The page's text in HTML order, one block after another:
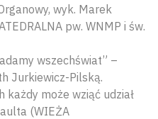
wyk. Marek
pw. WNMP i św.
wszechświat” –
Jurkiewicz-Pilską.
może wziąć udział
(WIEŻA